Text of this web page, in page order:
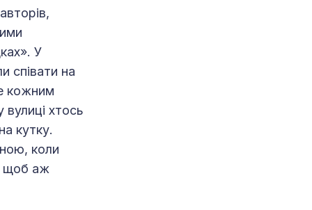
У
співати на
кожним
хтось
кутку.
коли
щоб аж